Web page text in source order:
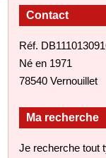
Contact
Réf.
Né en 1971
78540 Vernouillet
Ma recherche
Je recherche tout